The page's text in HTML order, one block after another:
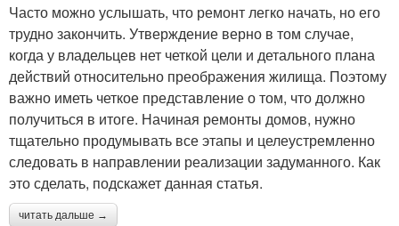
Часто можно услышать, что ремонт легко начать, но его
трудно закончить. Утверждение верно в том случае,
когда у владельцев нет четкой цели и детального плана
действий относительно преображения жилища. Поэтому
важно иметь четкое представление о том, что должно
получиться в итоге. Начиная ремонты домов, нужно
тщательно продумывать все этапы и целеустремленно
следовать в направлении реализации задуманного. Как
это сделать, подскажет данная статья.
читать дальше →